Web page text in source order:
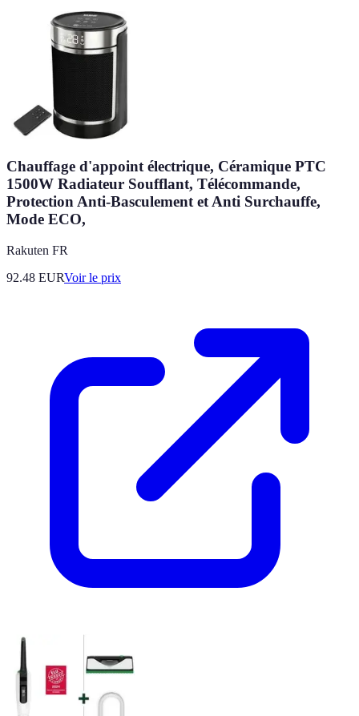
Chauffage d'appoint électrique, Céramique PTC
1500W Radiateur Soufflant, Télécommande,
Protection Anti-Basculement et Anti Surchauffe,
Mode ECO,
Rakuten FR
92.48 EURVoir le prix